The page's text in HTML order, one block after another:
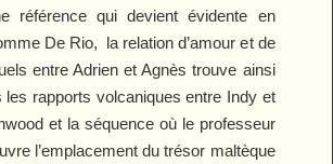
référence qui devient évidente en
De Rio, la relation d’amour et de
entre Adrien et Agnès trouve ainsi
les rapports volcaniques entre Indy et
et la séquence où le professeur
l’emplacement du trésor maltèque